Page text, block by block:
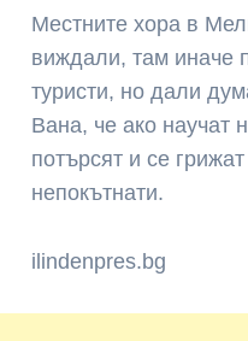
Местните хора в
виждали, там иначе
туристи, но дали
Вана, че ако научат
потърсят и се
непокътнати.
ilindenpres.bg